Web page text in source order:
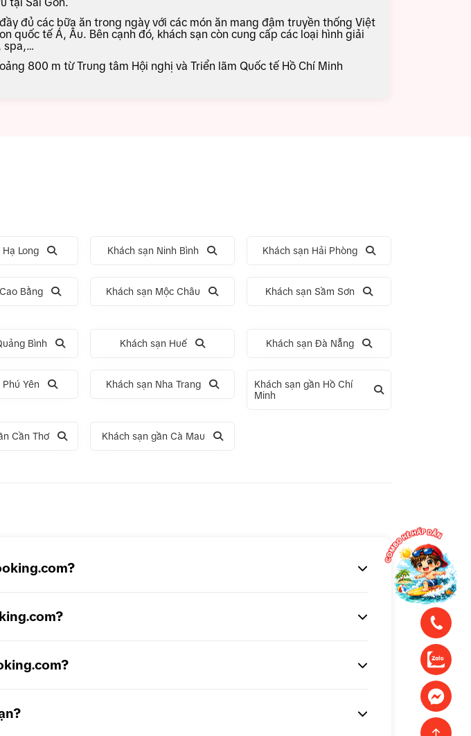
tại Sài Gòn.
đủ các bữa ăn trong ngày với các món ăn mang đậm truyền thống Việt
quốc tế Á, Âu. Bên cạnh đó, khách sạn còn cung cấp các loại hình giải
spa,…
800 m từ Trung tâm Hội nghị và Triển lãm Quốc tế Hồ Chí Minh
Long Khách sạn Ninh Bình Khách sạn Hải Phòng
Bằng Khách sạn Mộc Châu Khách sạn Sầm Sơn
Bình Khách sạn Huế Khách sạn Đà Nẵng
Yên Khách sạn Nha Trang
Khách sạn gần Hồ Chí
Minh
Cần Thơ Khách sạn gần Cà Mau